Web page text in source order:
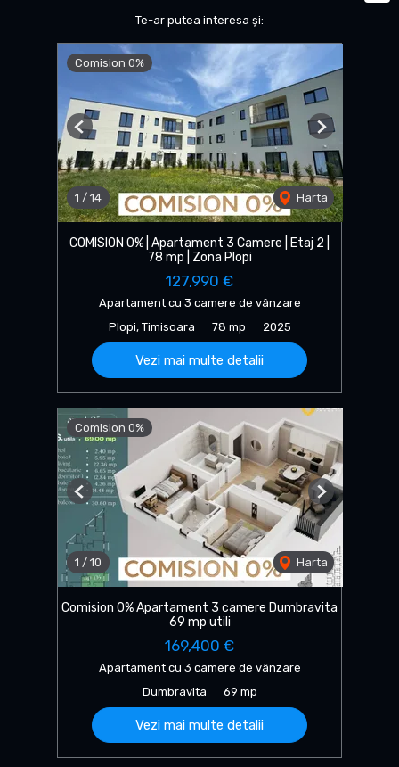
Te-ar putea interesa și:
Comision 0%
1 / 14 Harta
Previous Next
COMISION 0% | Apartament 3 Camere | Etaj 2 |
78 mp | Zona Plopi
127,990 €
Apartament cu 3 camere de vânzare
Plopi, Timisoara
78 mp 2025
Vezi mai multe detalii
Comision 0%
1 / 10 Harta
Previous Next
Comision 0% Apartament 3 camere Dumbravita
69 mp utili
169,400 €
Apartament cu 3 camere de vânzare
Dumbravita
69 mp
Vezi mai multe detalii